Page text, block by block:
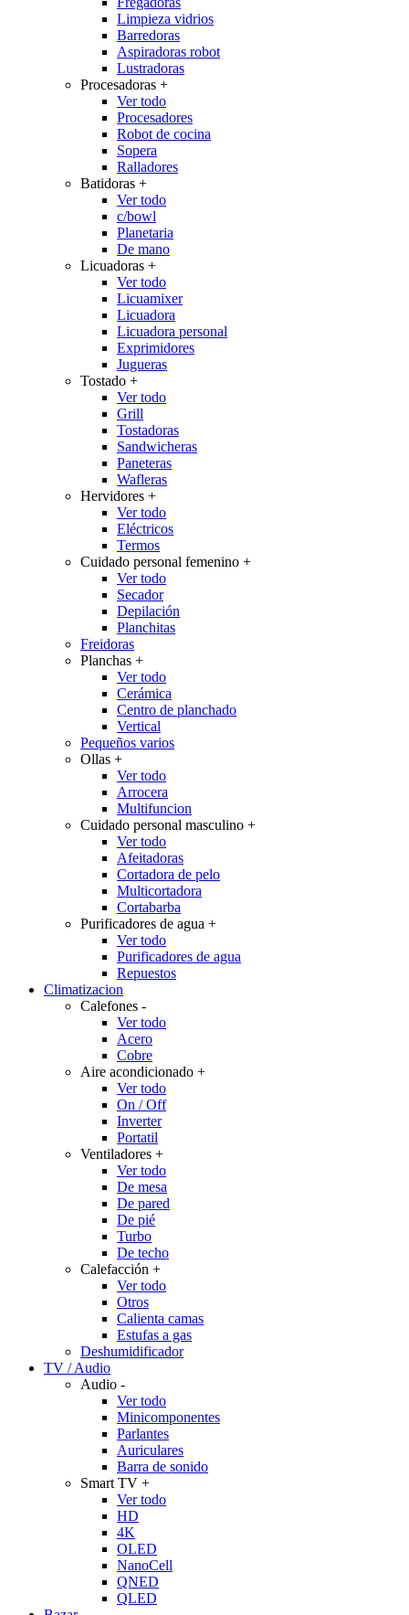
Limpieza vidrios
Barredoras
Aspiradoras robot
Lustradoras
Procesadoras +
Ver todo
Procesadores
Robot de cocina
Sopera
Ralladores
Batidoras +
Ver todo
c/bowl
Planetaria
De mano
Licuadoras +
Ver todo
Licuamixer
Licuadora
Licuadora personal
Exprimidores
Jugueras
Tostado +
Ver todo
Grill
Tostadoras
Sandwicheras
Paneteras
Wafleras
Hervidores +
Ver todo
Eléctricos
Termos
Cuidado personal femenino +
Ver todo
Secador
Depilación
Planchitas
Freidoras
Planchas +
Ver todo
Cerámica
Centro de planchado
Vertical
Pequeños varios
Ollas +
Ver todo
Arrocera
Multifuncion
Cuidado personal masculino +
Ver todo
Afeitadoras
Cortadora de pelo
Multicortadora
Cortabarba
Purificadores de agua +
Ver todo
Purificadores de agua
Repuestos
Climatizacion
Calefones -
Ver todo
Acero
Cobre
Aire acondicionado +
Ver todo
On / Off
Inverter
Portatil
Ventiladores +
Ver todo
De mesa
De pared
De pié
Turbo
De techo
Calefacción +
Ver todo
Otros
Calienta camas
Estufas a gas
Deshumidificador
TV / Audio
Audio -
Ver todo
Minicomponentes
Parlantes
Auriculares
Barra de sonido
Smart TV +
Ver todo
HD
4K
OLED
NanoCell
QNED
QLED